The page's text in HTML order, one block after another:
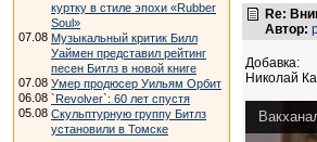
куртку в стиле эпохи «Rubber
Soul»
07.08 Музыкальный критик Билл
Уаймен представил рейтинг
песен Битлз в новой книге
07.08 Умер продюсер Уильям Орбит
06.08 `Revolver`: 60 лет спустя
05.08 Скульптурную группу Битлз
установили в Томске
Re:
Автор:
Добавка:
Николай